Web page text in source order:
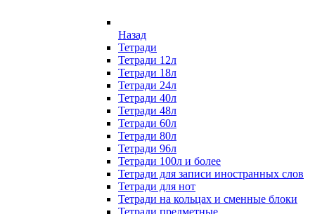
Назад
Тетради
Тетради 12л
Тетради 18л
Тетради 24л
Тетради 40л
Тетради 48л
Тетради 60л
Тетради 80л
Тетради 96л
Тетради 100л и более
Тетради для записи иностранных слов
Тетради для нот
Тетради на кольцах и сменные блоки
Тетради предметные